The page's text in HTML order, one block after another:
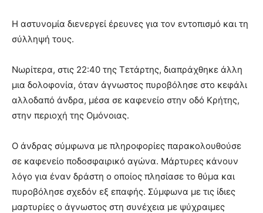
Η αστυνομία διενεργεί έρευνες για τον εντοπισμό και τη
σύλληψή τους.
Νωρίτερα, στις 22:40 της Τετάρτης, διαπράχθηκε άλλη
μια δολοφονία, όταν άγνωστος πυροβόλησε στο κεφάλι
αλλοδαπό άνδρα, μέσα σε καφενείο στην οδό Κρήτης,
στην περιοχή της Ομόνοιας.
Ο άνδρας σύμφωνα με πληροφορίες παρακολουθούσε
σε καφενείο ποδοσφαιρικό αγώνα. Μάρτυρες κάνουν
λόγο για έναν δράστη ο οποίος πλησίασε το θύμα και
πυροβόλησε σχεδόν εξ επαφής. Σύμφωνα με τις ίδιες
μαρτυρίες ο άγνωστος στη συνέχεια με ψύχραιμες